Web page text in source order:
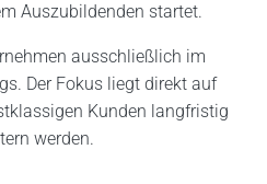
Auszubildenden startet.
ausschließlich im
Der Fokus liegt direkt auf
Kunden langfristig
werden.